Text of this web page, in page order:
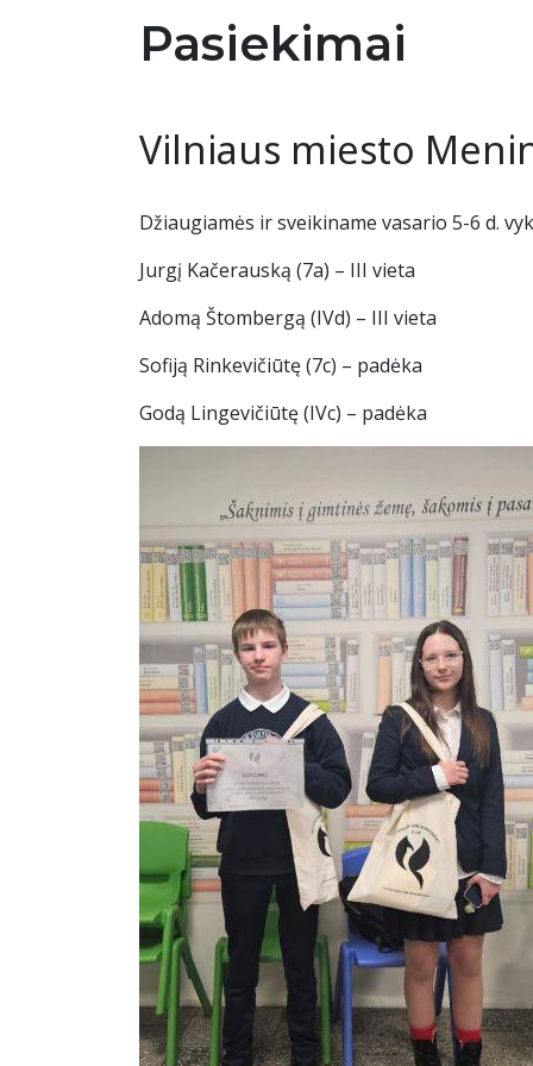
Pasiekimai
Vilniaus miesto
Džiaugiamės ir sveikiname vasario 5-6 d.
Jurgį Kačerauską (7a) – III vieta
Adomą Štombergą (IVd) – III vieta
Sofiją Rinkevičiūtę (7c) – padėka
Godą Lingevičiūtę (IVc) – padėka